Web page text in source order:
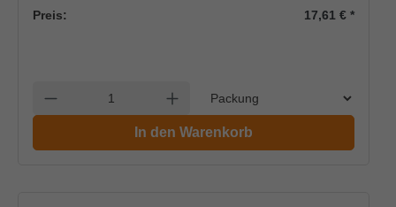
Preis: 17,61 €*
Anzahl verringern Anzahl erhöhen
In den Warenkorb